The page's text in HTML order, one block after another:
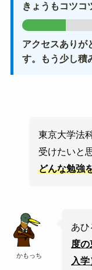
きょうもコツコ
アクセスありが
す。もう少し積
東京大学法
受けたいと
どんな勉強
かもっち
あ
度
入